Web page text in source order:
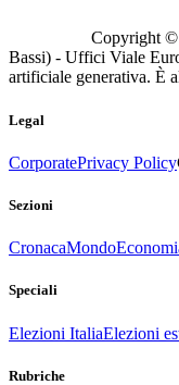
Copyright
Bassi) - Uffici Viale
artificiale generativa. È
Legal
CorporatePrivacy Policy
Sezioni
CronacaMondo
Speciali
Elezioni ItaliaElezioni
Rubriche